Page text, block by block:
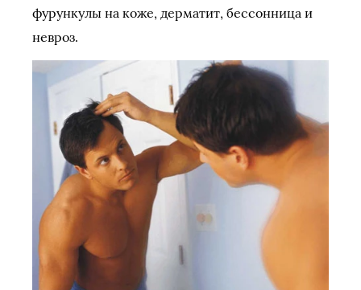
фурункулы на коже, дерматит, бессонница и
невроз.